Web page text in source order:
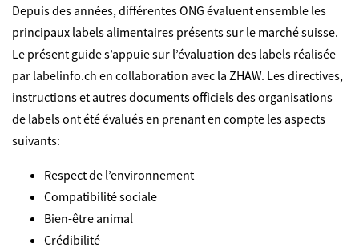
Depuis des années, différentes ONG évaluent ensemble les
principaux labels alimentaires présents sur le marché suisse.
Le présent guide s’appuie sur l’évaluation des labels réalisée
par labelinfo.ch en collaboration avec la ZHAW. Les directives,
instructions et autres documents officiels des organisations
de labels ont été évalués en prenant en compte les aspects
suivants:
Respect de l’environnement
Compatibilité sociale
Bien-être animal
Crédibilité